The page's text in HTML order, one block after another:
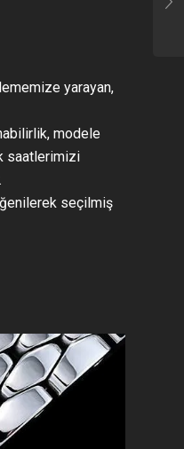
yarayan,
modele
saatlerimizi
seçilmiş